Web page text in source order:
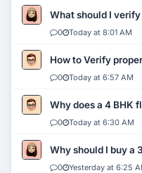
What should I verify
0 Today at 8:01 AM
How to Verify
0 Today at 6:57 AM
Why does a 4 BHK
0 Today at 6:30 AM
Why should I buy a
0 Yesterday at 6:25